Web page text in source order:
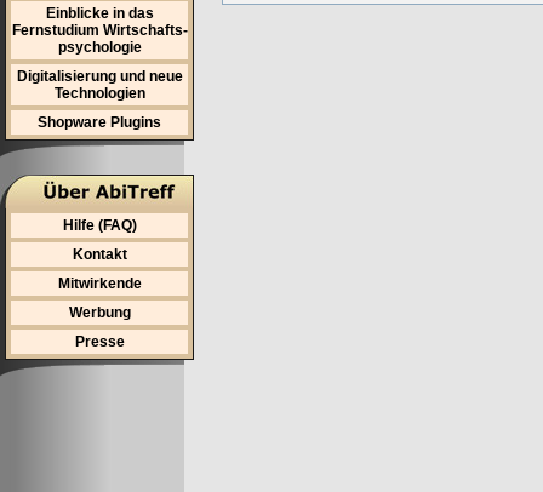
Einblicke in das
Fernstudium Wirtschafts-
psychologie
Digitalisierung und neue
Technologien
Shopware Plugins
Hilfe (FAQ)
Kontakt
Mitwirkende
Werbung
Presse